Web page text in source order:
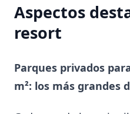
Aspectos
resort
Parques privados
m²: los más grandes